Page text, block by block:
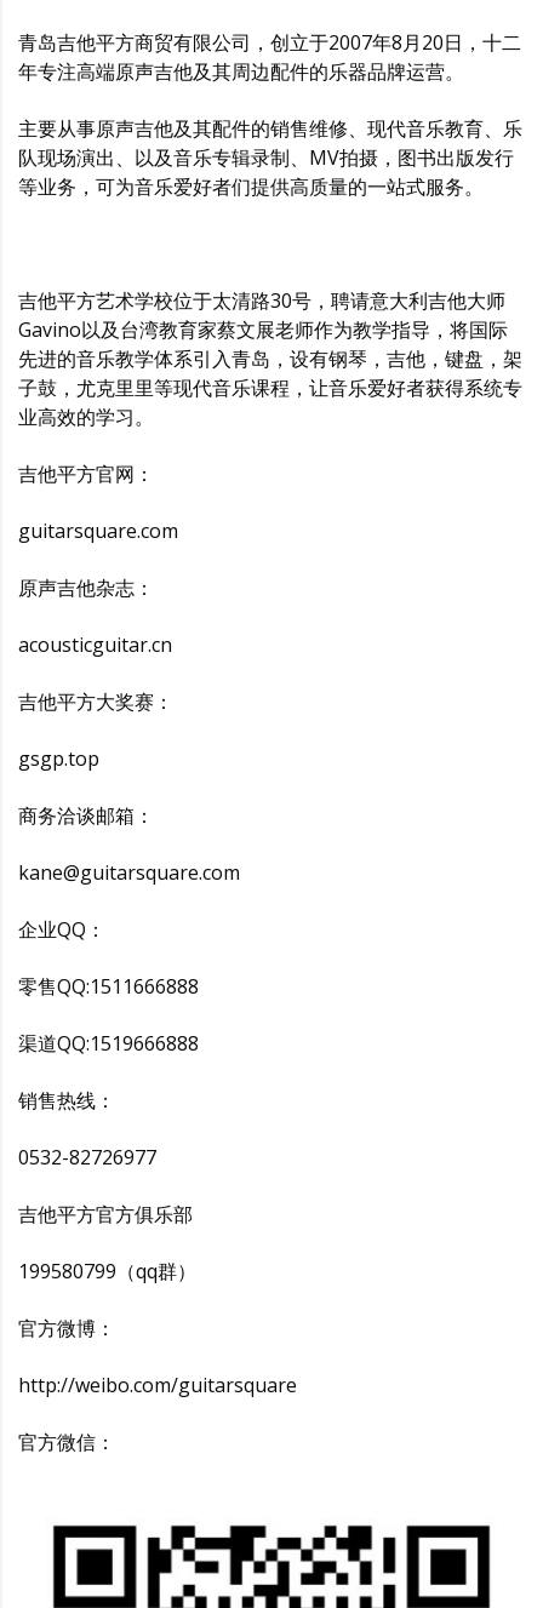
青岛吉他平方商贸有限公司，创立于2007年8月20日，十二
年专注高端原声吉他及其周边配件的乐器品牌运营。
主要从事原声吉他及其配件的销售维修、现代音乐教育、乐
队现场演出、以及音乐专辑录制、MV拍摄，图书出版发行
等业务，可为音乐爱好者们提供高质量的一站式服务。
吉他平方艺术学校位于太清路30号，聘请意大利吉他大师
Gavino以及台湾教育家蔡文展老师作为教学指导，将国际
先进的音乐教学体系引入青岛，设有钢琴，吉他，键盘，架
子鼓，尤克里里等现代音乐课程，让音乐爱好者获得系统专
业高效的学习。
吉他平方官网：
guitarsquare.com
原声吉他杂志：
acousticguitar.cn
吉他平方大奖赛：
gsgp.top
商务洽谈邮箱：
kane@guitarsquare.com
企业QQ：
零售QQ:1511666888
渠道QQ:1519666888
销售热线：
0532-82726977
吉他平方官方俱乐部
199580799（qq群）
官方微博：
http://weibo.com/guitarsquare
官方微信：